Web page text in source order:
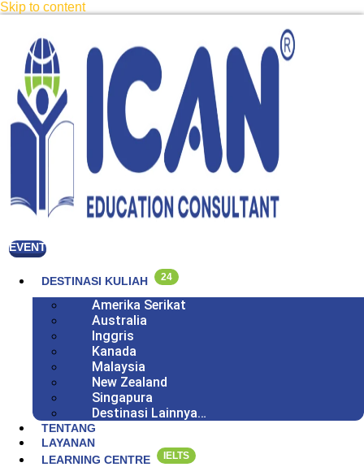
Skip to content
EVENT
DESTINASI KULIAH 24
Amerika Serikat
Australia
Inggris
Kanada
Malaysia
New Zealand
Singapura
Destinasi Lainnya…
TENTANG
LAYANAN
LEARNING CENTRE
IELTS